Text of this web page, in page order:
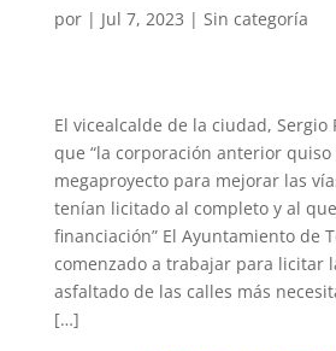
por | Jul 7, 2023 | Sin categoría
El vicealcalde de la ciudad, Sergio
que “la corporación anterior
megaproyecto para mejorar las
tenían licitado al completo y al
financiación” El Ayuntamiento de
comenzado a trabajar para licitar
asfaltado de las calles más
[…]